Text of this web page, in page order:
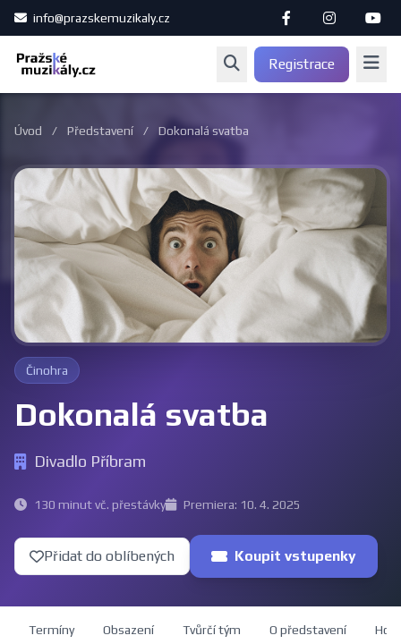
info@prazskemuzikaly.cz
Registrace
Úvod / Představení / Dokonalá svatba
Činohra
Dokonalá svatba
Divadlo Příbram
130 minut vč. přestávky Premiera: 10. 4. 2025
Přidat do oblíbených Koupit vstupenky
Termíny Obsazení Tvůrčí tým O představení